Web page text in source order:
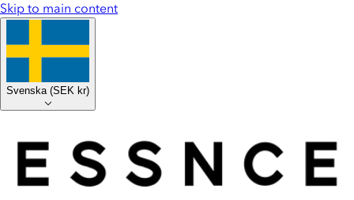
Skip to main content
Svenska (SEK kr)